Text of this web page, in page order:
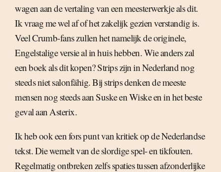
wagen aan de vertaling van een meesterwerkje als dit.
Ik vraag me wel af of het zakelijk gezien verstandig is.
Veel Crumb-fans zullen het namelijk de originele,
Engelstalige versie al in huis hebben. Wie anders zal
een boek als dit kopen? Strips zijn in Nederland nog
steeds niet salonfähig. Bij strips denken de meeste
mensen nog steeds aan Suske en Wiske en in het beste
geval aan Asterix.
Ik heb ook een fors punt van kritiek op de Nederlandse
tekst. Die wemelt van de slordige spel- en tikfouten.
Regelmatig ontbreken zelfs spaties tussen afzonderlijke